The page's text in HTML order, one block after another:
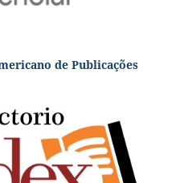
de Publicações